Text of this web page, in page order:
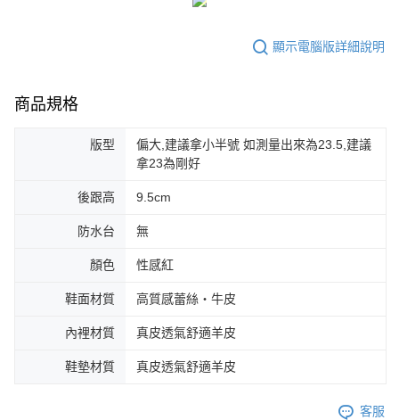
恩沛科技股份有限公司將有權停止該用戶之使用額度並採取法律行動。
顯示電腦版詳細說明
商品規格
版型
偏大,建議拿小半號 如測量出來為23.5,建議
拿23為剛好
後跟高 9.5cm
防水台 無
顏色 性感紅
鞋面材質 高質感蕾絲‧牛皮
內裡材質 真皮透氣舒適羊皮
鞋墊材質 真皮透氣舒適羊皮
客服